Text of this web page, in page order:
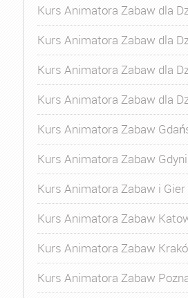
Kurs Animatora Zabaw dla
Kurs Animatora Zabaw dla
Kurs Animatora Zabaw dla
Kurs Animatora Zabaw dla
Kurs Animatora Zabaw
Kurs Animatora Zabaw
Kurs Animatora Zabaw i Gier
Kurs Animatora Zabaw
Kurs Animatora Zabaw
Kurs Animatora Zabaw